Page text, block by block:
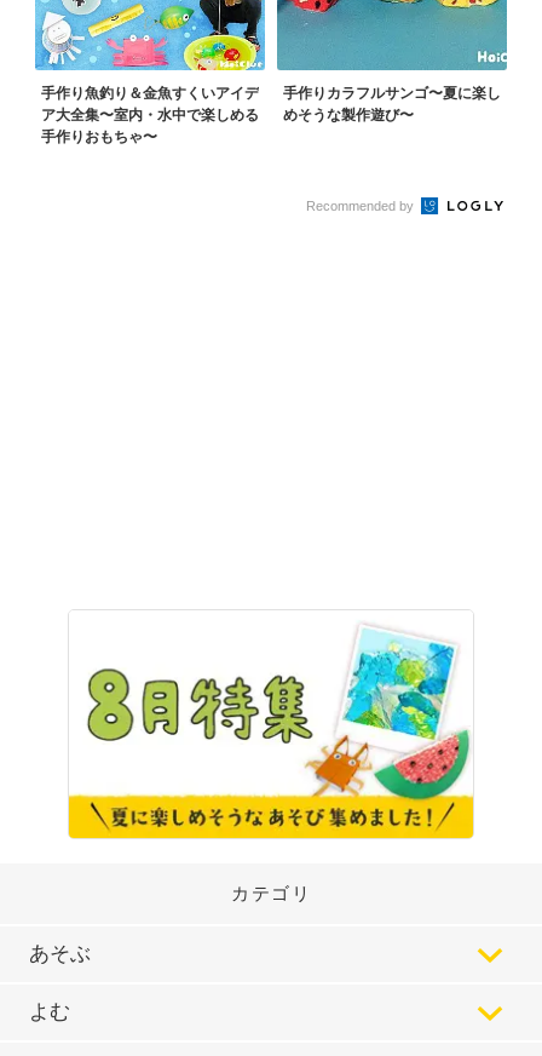
手作り魚釣り＆金魚すくいアイデ
ア大全集〜室内・水中で楽しめる
手作りおもちゃ〜
手作りカラフルサンゴ〜夏に楽し
めそうな製作遊び〜
Recommended by
カテゴリ
あそぶ
よむ